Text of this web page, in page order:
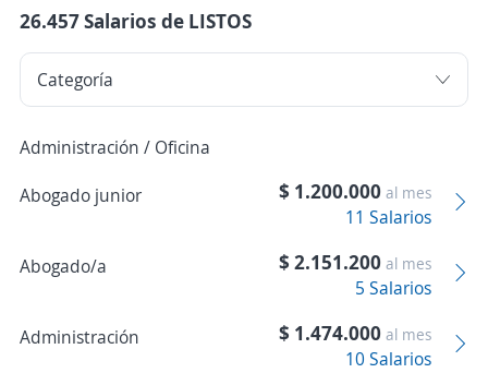
26.457 Salarios de LISTOS
Administración / Oficina
Abogado junior
$ 1.200.000 al mes
11 Salarios
Abogado/a $ 2.151.200 al mes
5 Salarios
Administración $ 1.474.000 al mes
10 Salarios